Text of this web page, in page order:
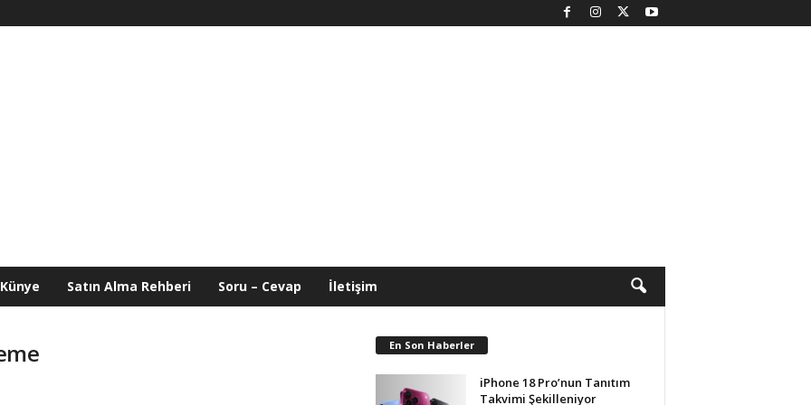
Künye Satın Alma Rehberi Soru – Cevap İletişim
En Son Haberler
iPhone 18 Pro’nun Tanıtım
Takvimi Şekilleniyor